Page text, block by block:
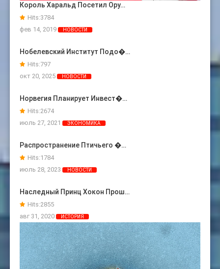
Король Харальд Посетил Ору…
Hits:3784
фев 14, 2019
НОВОСТИ
Нобелевский Институт Подо�…
Hits:797
окт 20, 2025
НОВОСТИ
Норвегия Планирует Инвест�…
Hits:2674
июль 27, 2021
ЭКОНОМИКА
Распространение Птичьего �…
Hits:1784
июль 28, 2023
НОВОСТИ
Наследный Принц Хокон Прош…
Hits:2855
авг 31, 2020
ИСТОРИЯ